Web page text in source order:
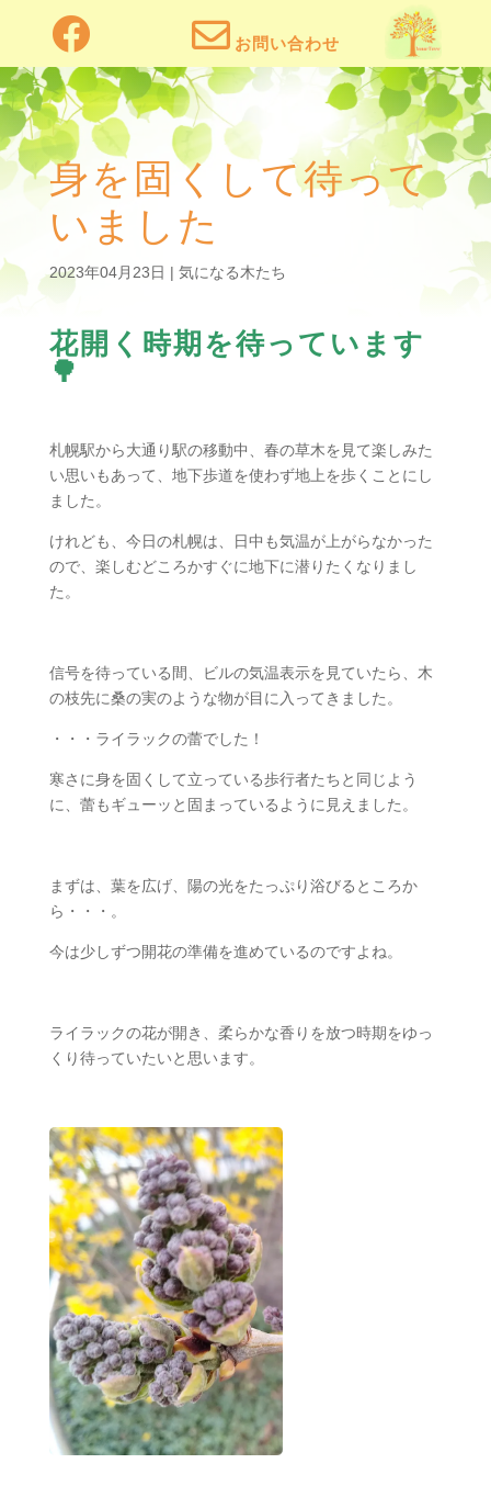
  !
身を固くして待って
いました
2023年04月23日 | 気になる木たち
花開く時期を待っています
🌳
札幌駅から大通り駅の移動中、春の草木を見て楽しみた
い思いもあって、地下歩道を使わず地上を歩くことにし
ました。
けれども、今日の札幌は、日中も気温が上がらなかった
ので、楽しむどころかすぐに地下に潜りたくなりまし
た。
信号を待っている間、ビルの気温表示を見ていたら、木
の枝先に桑の実のような物が目に入ってきました。
・・・ライラックの蕾でした！
寒さに身を固くして立っている歩行者たちと同じよう
に、蕾もギューッと固まっているように見えました。
まずは、葉を広げ、陽の光をたっぷり浴びるところか
ら・・・。
今は少しずつ開花の準備を進めているのですよね。
ライラックの花が開き、柔らかな香りを放つ時期をゆっ
くり待っていたいと思います。